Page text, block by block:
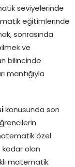
seviyelerinde
eğitimlerinde
sonrasında
ve
bilincinde
mantığıyla
konusunda son
özel
kadar olan
matematik